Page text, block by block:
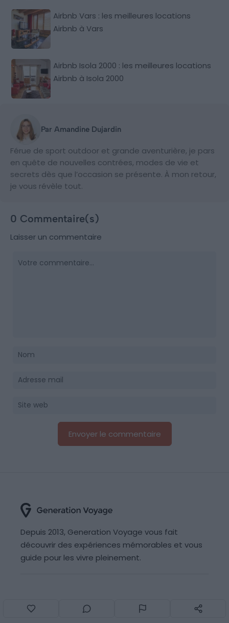
Airbnb Vars : les meilleures locations
Airbnb à Vars
Airbnb Isola 2000 : les meilleures locations
Airbnb à Isola 2000
Par Amandine Dujardin
Férue de sport outdoor et grande aventurière, je pars
en quête de nouvelles contrées, modes de vie et
secrets dès que l’occasion se présente. À mon retour,
je vous révèle tout.
0 Commentaire(s)
Laisser un commentaire
Depuis 2013, Generation Voyage vous fait
découvrir des expériences mémorables et vous
guide pour les vivre pleinement.
Recrutement